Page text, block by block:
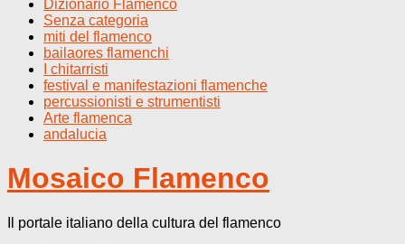
Dizionario Flamenco
Senza categoria
miti del flamenco
bailaores flamenchi
I chitarristi
festival e manifestazioni flamenche
percussionisti e strumentisti
Arte flamenca
andalucia
Mosaico Flamenco
Il portale italiano della cultura del flamenco